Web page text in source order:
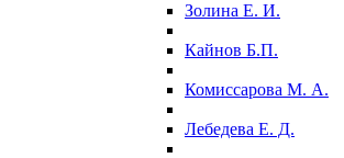
Золина Е. И.
Кайнов Б.П.
Комиссарова М. А.
Лебедева Е. Д.